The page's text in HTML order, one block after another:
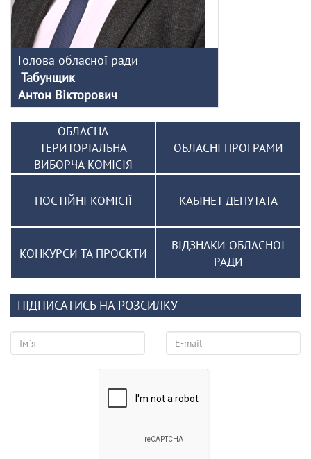
Голова обласної ради
Табунщик
Антон Вікторович
ОБЛАСНА
ТЕРИТОРІАЛЬНА
ВИБОРЧА КОМІСІЯ
ОБЛАСНІ ПРОГРАМИ
ПОСТІЙНІ КОМІСІЇ КАБІНЕТ ДЕПУТАТА
КОНКУРСИ ТА ПРОЄКТИ
ВІДЗНАКИ ОБЛАСНОЇ
РАДИ
ПІДПИСАТИСЬ НА РОЗСИЛКУ